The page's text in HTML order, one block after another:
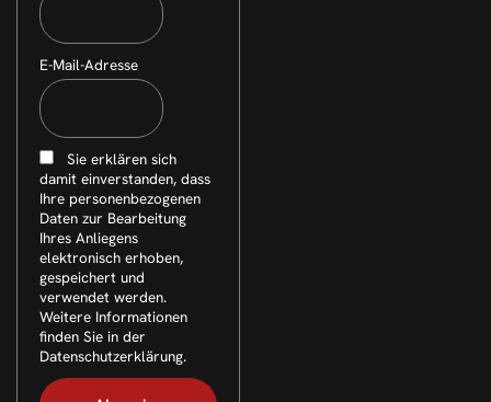
E-Mail-Adresse
Sie erklären sich
damit einverstanden, dass
Ihre personenbezogenen
Daten zur Bearbeitung
Ihres Anliegens
elektronisch erhoben,
gespeichert und
verwendet werden.
Weitere Informationen
finden Sie in der
Datenschutzerklärung.